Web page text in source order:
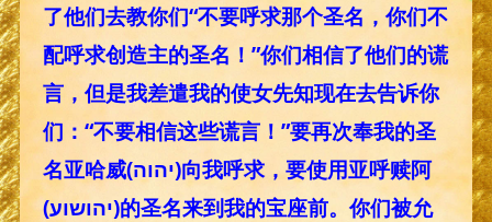
了他们去教你们“不要呼求那个圣名，你们不
配呼求创造主的圣名！”你们相信了他们的谎
言，但是我差遣我的使女先知现在去告诉你
们：“不要相信这些谎言！”要再次奉我的圣
名亚哈威(יהוה)向我呼求，要使用亚呼赎阿
(יהושוע)的圣名来到我的宝座前。你们被允